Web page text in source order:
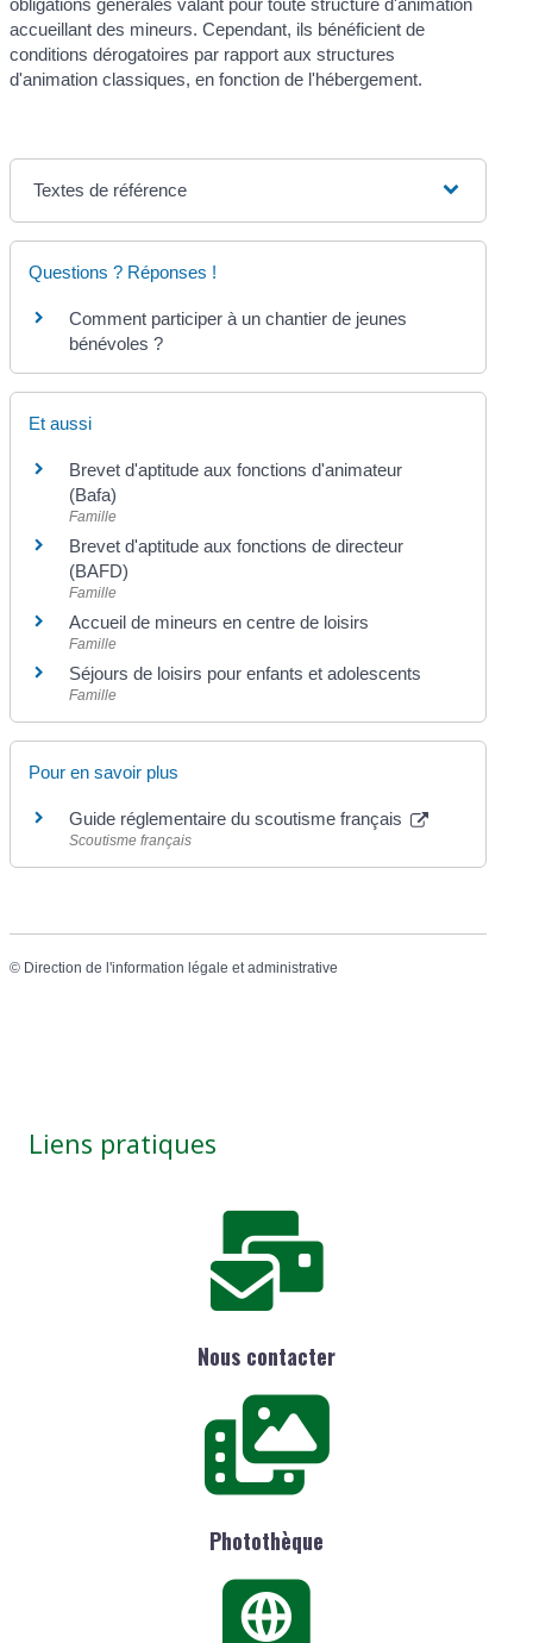
accueillant des mineurs. Cependant, ils bénéficient de
conditions dérogatoires par rapport aux structures
d'animation classiques, en fonction de l'hébergement.
Textes de référence
Questions ? Réponses !
Comment participer à un chantier de jeunes
bénévoles ?
Et aussi
Brevet d'aptitude aux fonctions d'animateur
(Bafa)
Famille
Brevet d'aptitude aux fonctions de directeur
(BAFD)
Famille
Accueil de mineurs en centre de loisirs
Famille
Séjours de loisirs pour enfants et adolescents
Famille
Pour en savoir plus
Guide réglementaire du scoutisme français
Scoutisme français
© Direction de l'information légale et administrative
Liens pratiques
Nous contacter
Photothèque